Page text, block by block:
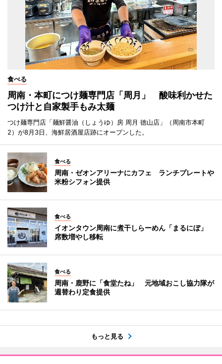
食べる
周南・本町につけ麺専門店「周月」 酸味利かせた
つけ汁と自家製手もみ太麺
つけ麺専門店「麺鮮醤油（しょうゆ）房 周月 徳山店」（周南市本町
2）が8月3日、海鮮居酒屋店跡にオープンした。
食べる
周南・ゼオンアリーナにカフェ ランチプレートや
米粉シフォン提供
食べる
イオンタウン周南に煮干しらーめん「まるにぼ」
席数増やし移転
食べる
周南・鹿野に「食堂たね」 元地域おこし協力隊が
週替わり定食提供
もっと見る